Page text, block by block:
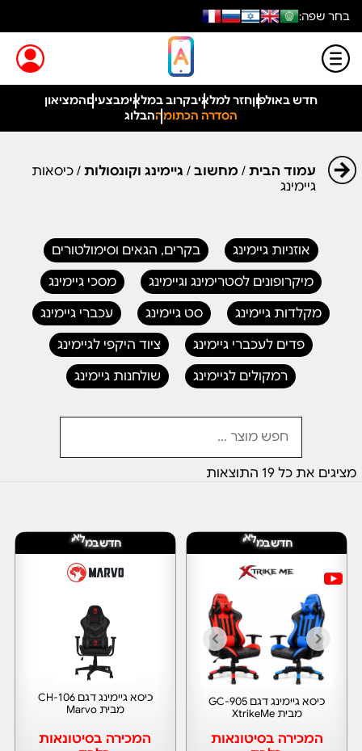
בחר שפה:
חדש באולפוןחזר למלאיבקרוב במלאימבצעיםהמציאון
הסדרה הכתומההבלוג
עמוד הבית/ מחשוב/ גיימינג וקונסולות/ כיסאות
גיימינג
אוזניות גיימינג
בקרים, הגאים וסימולטורים
מיקרופונים לסטרימינג וגיימינג
מסכי גיימינג
מקלדות גיימינג
סט גיימינג
עכברי גיימינג
פדים לעכברי גיימינג
ציוד היקפי לגיימינג
רמקולים לגיימינג
שולחנות גיימינג
מציגים את כל ⁦19⁩ התוצאות
חדשבמלאי
כיסא גיימינג דגם GC-905
מבית XtrikeMe
המכירה בסיטונאות
חדשבמלאי
כיסא גיימינג דגם CH-106
מבית Marvo
המכירה בסיטונאות